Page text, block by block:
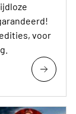
voor